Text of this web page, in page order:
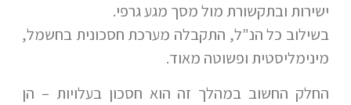
ישירות ובתקשורת מול מסך מגע גרפי.
בשילוב כל הנ"ל, התקבלה מערכת חסכונית בחשמל,
מינימליסטית ופשוטה מאוד.
החלק החשוב במהלך זה הוא חסכון בעלויות – הן